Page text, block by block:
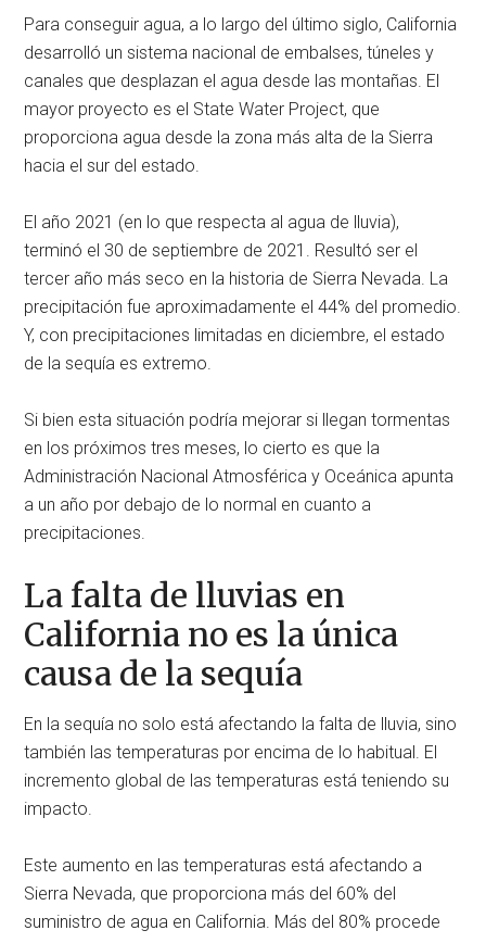
Para conseguir agua, a lo largo del último siglo, California
desarrolló un sistema nacional de embalses, túneles y
canales que desplazan el agua desde las montañas. El
mayor proyecto es el State Water Project, que
proporciona agua desde la zona más alta de la Sierra
hacia el sur del estado.
El año 2021 (en lo que respecta al agua de lluvia),
terminó el 30 de septiembre de 2021. Resultó ser el
tercer año más seco en la historia de Sierra Nevada. La
precipitación fue aproximadamente el 44% del promedio.
Y, con precipitaciones limitadas en diciembre, el estado
de la sequía es extremo.
Si bien esta situación podría mejorar si llegan tormentas
en los próximos tres meses, lo cierto es que la
Administración Nacional Atmosférica y Oceánica apunta
a un año por debajo de lo normal en cuanto a
precipitaciones.
La falta de lluvias en
California no es la única
causa de la sequía
En la sequía no solo está afectando la falta de lluvia, sino
también las temperaturas por encima de lo habitual. El
incremento global de las temperaturas está teniendo su
impacto.
Este aumento en las temperaturas está afectando a
Sierra Nevada, que proporciona más del 60% del
suministro de agua en California. Más del 80% procede